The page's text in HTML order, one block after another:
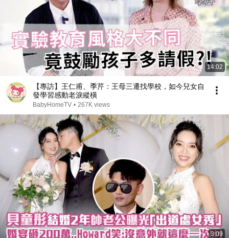
14:02
【專訪】王仁甫、季芹：王母三遷找學校，如今兒女自
發學習感動老淚縱橫
BabyHomeTV • 267K views
3:09